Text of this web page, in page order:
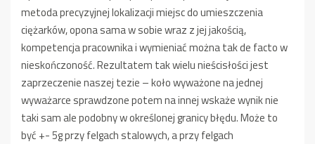
metoda precyzyjnej lokalizacji miejsc do umieszczenia
ciężarków, opona sama w sobie wraz z jej jakością,
kompetencja pracownika i wymieniać można tak de facto w
nieskończoność. Rezultatem tak wielu nieścisłości jest
zaprzeczenie naszej tezie – koło wyważone na jednej
wyważarce sprawdzone potem na innej wskaże wynik nie
taki sam ale podobny w określonej granicy błędu. Może to
być +- 5g przy felgach stalowych, a przy felgach